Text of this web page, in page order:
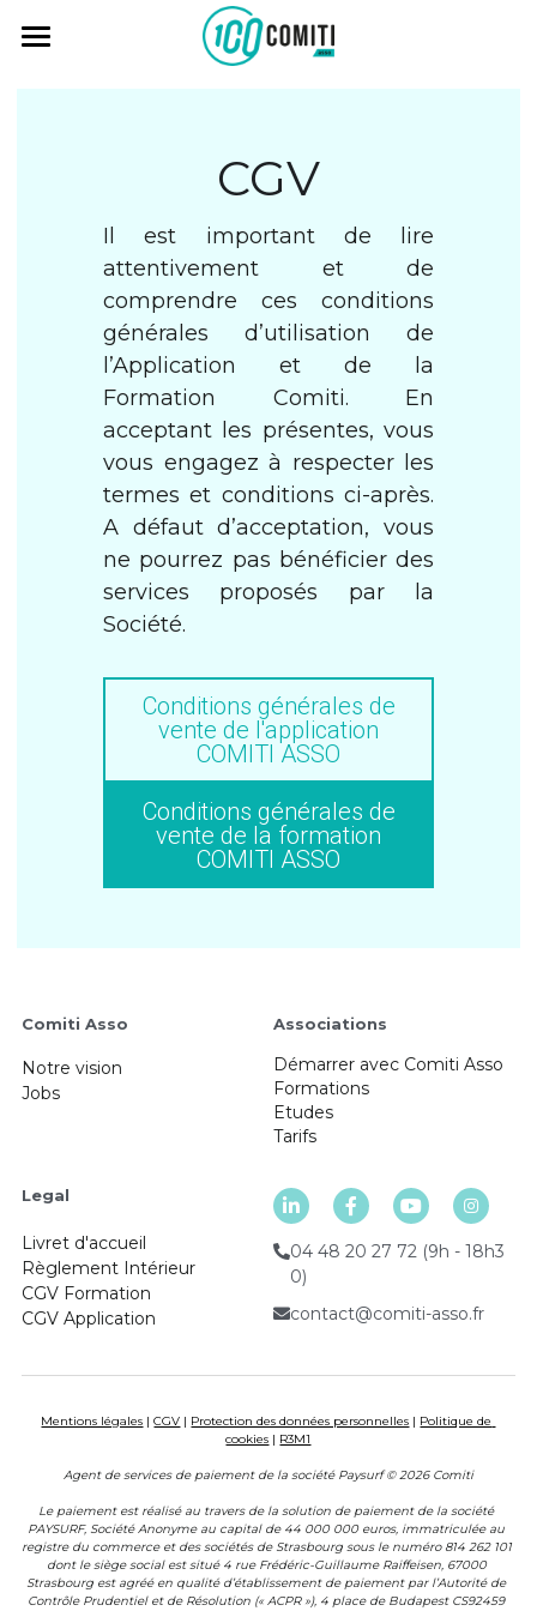
Formations
Lab
Tarifs
Ressources
04 48 20 27 72 (9h - 18h30)
contact@comiti-asso.fr
Se Connecter
CGV
Il est important de lire
attentivement et de
comprendre ces conditions
générales d’utilisation de
l’Application et de la
Formation Comiti. En
acceptant les présentes, vous
vous engagez à respecter les
termes et conditions ci-après.
A défaut d’acceptation, vous
ne pourrez pas bénéficier des
services proposés par la
Société.
Conditions générales de
vente de l'application
COMITI ASSO
Conditions générales de
vente de la formation
COMITI ASSO
Comiti Asso
Notre vision
Jobs
Associations
Démarrer avec Comiti Asso
Formations
Etudes
Tarifs
Legal
Livret d'accueil
Règlement Intérieur
CGV Formation
CGV Application
04 48 20 27 72 (9h - 18h3
0)
contact@comiti-asso.fr
Mentions légales | CGV | Protection des données personnelles | Politique de
cookies | R3M1
Agent de services de paiement de la société Paysurf © 2026 Comiti
Le paiement est réalisé au travers de la solution de paiement de la société
PAYSURF, Société Anonyme au capital de 44 000 000 euros, immatriculée au
registre du commerce et des sociétés de Strasbourg sous le numéro 814 262 101
dont le siège social est situé 4 rue Frédéric-Guillaume Raiffeisen, 67000
Strasbourg est agréé en qualité d’établissement de paiement par l’Autorité de
Contrôle Prudentiel et de Résolution (« ACPR »), 4 place de Budapest CS92459